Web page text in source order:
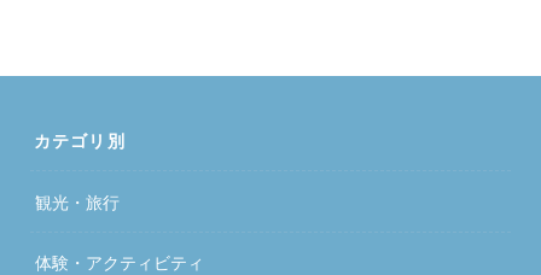
カテゴリ別
観光・旅行
体験・アクティビティ